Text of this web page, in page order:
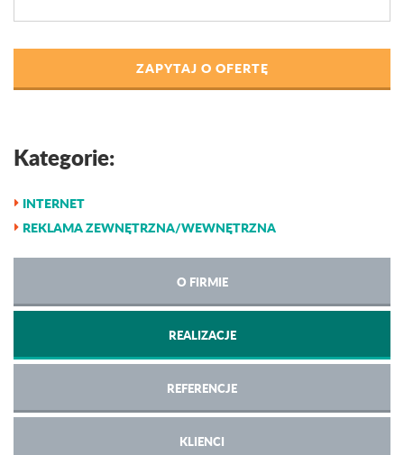
ZAPYTAJ O OFERTĘ
Kategorie:
INTERNET
REKLAMA ZEWNĘTRZNA/WEWNĘTRZNA
O FIRMIE
REALIZACJE
REFERENCJE
KLIENCI